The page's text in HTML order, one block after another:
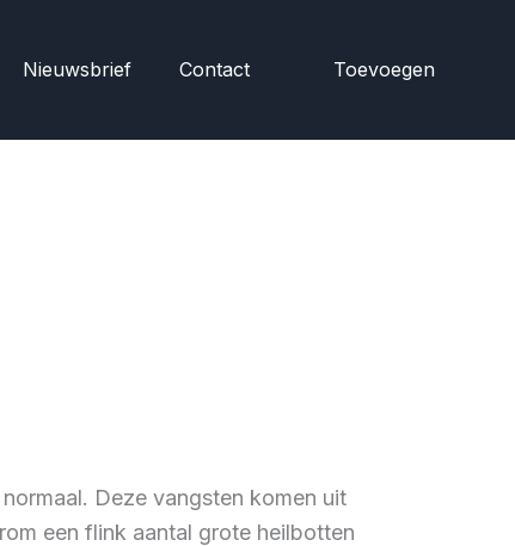
Nieuwsbrief Contact Toevoegen
Deze vangsten komen uit
een flink aantal grote heilbotten